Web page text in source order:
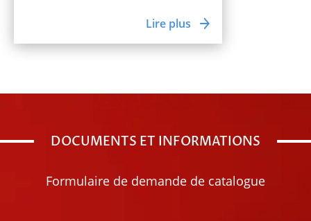
Lire plus
DOCUMENTS ET INFORMATIONS
Formulaire de demande de catalogue